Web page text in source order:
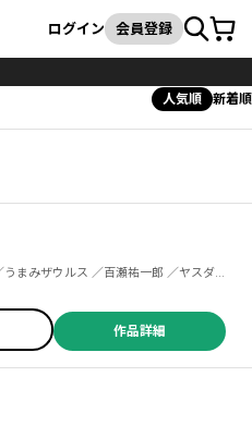
検索
ログイン 会員登録カート
人気順 新着順
作品詳細